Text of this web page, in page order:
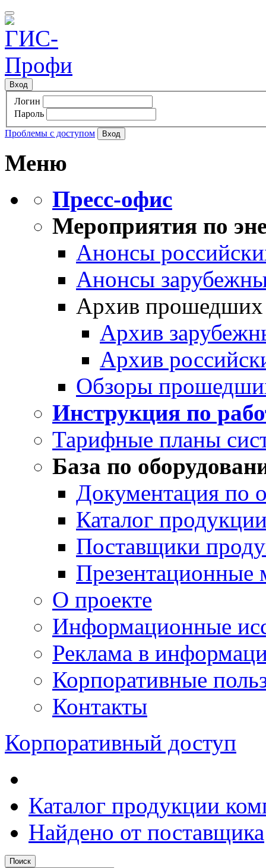
Вход
Логин
Пароль
Проблемы с доступом
Меню
Пресс-офис
Мероприятия по
Анонсы
Анонсы
Архив прошедших
Архив
Архив
Обзоры
Инструкция по
Тарифные планы
База по
Документация по
Каталог
Поставщики
Презентационные
О проекте
Информационные
Реклама в
Корпоративные
Контакты
Корпоративный доступ
Каталог продукции
Найдено от поставщика